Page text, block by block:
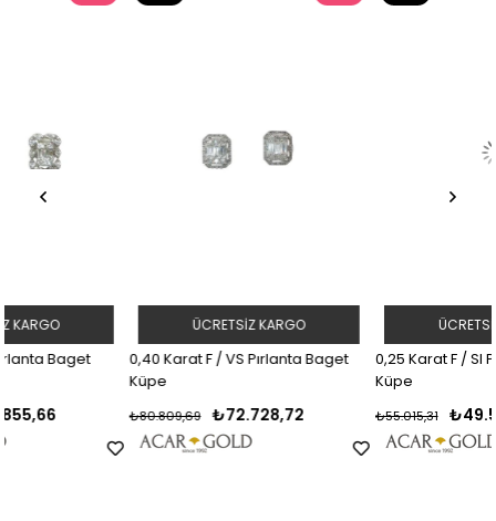
0,40 Karat F / VS Pırlanta Baget
₺72.728,72
₺80.809,69
0,25 Karat F / SI Pırlanta Baget
₺49.513,78
₺55.015,31